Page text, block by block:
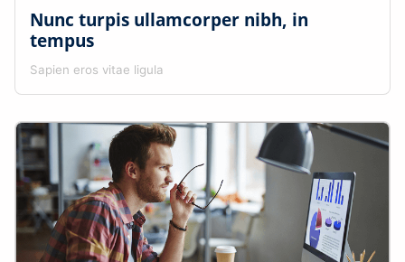
Nunc turpis ullamcorper nibh, in
tempus
Sapien eros vitae ligula